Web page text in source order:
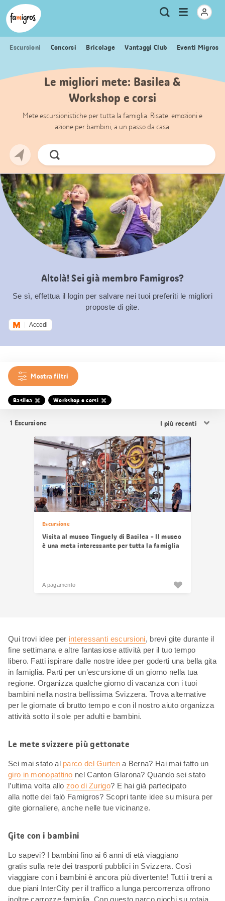
Navigazione
segnalibri
Header
Logo Metanavigazione
Ricerca
Apri
menu
Escursioni Concorsi Bricolage Vantaggi Club Eventi Migros
Le migliori mete: Basilea &
Workshop e corsi
Mete escursionistiche per tutta la famiglia. Risate, emozioni e
azione per bambini, a un passo da casa.
Cerca
ora
Altolà! Sei già membro Famigros?
Se sì, effettua il login per salvare nei tuoi preferiti le migliori
proposte di gite.
Accedi
Mostra filtri
Basilea Workshop e corsi
1 Escursione
i
risultati
Escursione
Visita al museo Tinguely di Basilea - Il museo
è una meta interessante per tutta la famiglia
A pagamento
Qui trovi idee per interessanti escursioni, brevi gite durante il
fine settimana e altre fantasiose attività per il tuo tempo
libero. Fatti ispirare dalle nostre idee per goderti una bella gita
in famiglia. Parti per un’escursione di un giorno nella tua
regione. Organizza qualche giorno di vacanza con i tuoi
bambini nella nostra bellissima Svizzera. Trova alternative
per le giornate di brutto tempo e con il nostro aiuto organizza
attività sotto il sole per adulti e bambini.
Le mete svizzere più gettonate
Sei mai stato al parco del Gurtena Berna? Hai mai fatto un
giro in monopattino nel Canton Glarona? Quando sei stato
l’ultima volta allozoo di Zurigo? E hai già partecipato
alla notte dei falò Famigros? Scopri tante idee su misura per
gite giornaliere, anche nelle tue vicinanze.
Gite con i bambini
Lo sapevi? I bambini fino ai 6 anni di età viaggiano
gratis sulla rete dei trasporti pubblici in Svizzera. Così
viaggiare con i bambini è ancora più divertente! Tutti i treni a
due piani InterCity per il traffico a lunga percorrenza offrono
inoltre carrozze famiglia. Con questo parco giochi su rotaia